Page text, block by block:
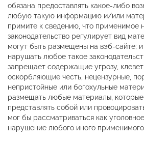
обязана предоставлять какое-либо
любую такую информацию и/или
примите к сведению, что применимое
законодательство регулирует вид
могут быть размещены на вэб-сайте;
нарушать любое такое
запрещает содержащие угрозу,
оскорбляющие честь, нецензурные,
непристойные или богохульные
размещать любые материалы,
представлять собой или
мог бы рассматриваться как
нарушение любого иного применимого